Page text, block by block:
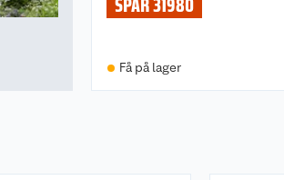
SPAR 31980
Få på lager